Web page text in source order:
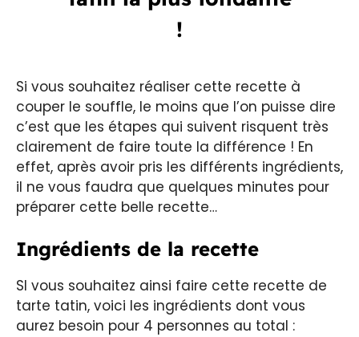
!
Si vous souhaitez réaliser cette recette à
couper le souffle, le moins que l’on puisse dire
c’est que les étapes qui suivent risquent très
clairement de faire toute la différence ! En
effet, après avoir pris les différents ingrédients,
il ne vous faudra que quelques minutes pour
préparer cette belle recette…
Ingrédients de la recette
SI vous souhaitez ainsi faire cette recette de
tarte tatin, voici les ingrédients dont vous
aurez besoin pour 4 personnes au total :